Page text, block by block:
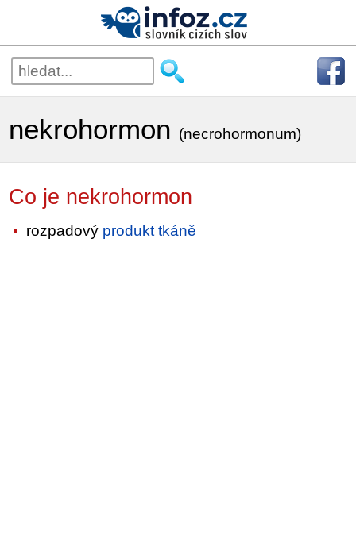
nekrohormon (necrohormonum)
Co je nekrohormon
rozpadový produkt tkáně